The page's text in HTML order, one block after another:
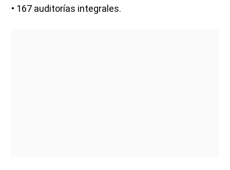
• 167 auditorías integrales.